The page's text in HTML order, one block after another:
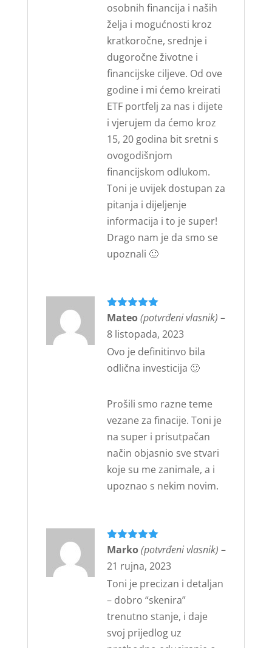
osobnih financija i naših
želja i mogućnosti kroz
kratkoročne, srednje i
dugoročne životne i
financijske ciljeve. Od ove
godine i mi ćemo kreirati
ETF portfelj za nas i dijete
i vjerujem da ćemo kroz
15, 20 godina bit sretni s
ovogodišnjom
financijskom odlukom.
Toni je uvijek dostupan za
pitanja i dijeljenje
informacija i to je super!
Drago nam je da smo se
upoznali 🙂
Ocijenjeno5
Mateo(potvrđeni vlasnik) –
8 listopada, 2023
Ovo je definitinvo bila
odlična investicija 🙂
Prošili smo razne teme
vezane za finacije. Toni je
na super i prisutpačan
način objasnio sve stvari
koje su me zanimale, a i
upoznao s nekim novim.
Ocijenjeno5
Marko(potvrđeni vlasnik) –
21 rujna, 2023
Toni je precizan i detaljan
– dobro “skenira”
trenutno stanje, i daje
svoj prijedlog uz